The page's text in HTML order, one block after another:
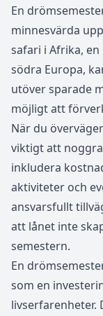
En
minnesvärda
safari i Afrika, en
södra Europa,
utöver sparade
möjligt att
När du
viktigt att
inkludera
aktiviteter och
ansvarsfullt
att lånet inte
semestern.
En
som en
livserfarenheter.